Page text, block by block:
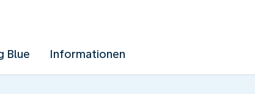
Blue Informationen